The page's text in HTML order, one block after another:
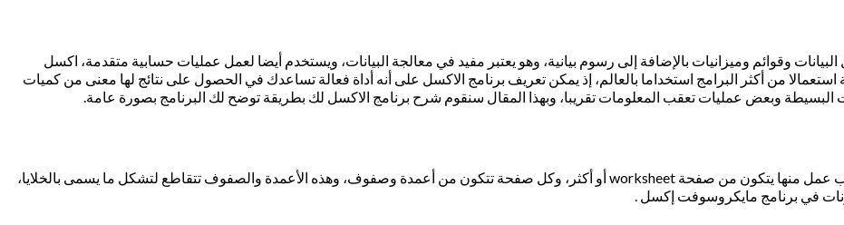
وقوائم وميزانيات بالإضافة إلى رسوم بيانية، وهو يعتبر مفيد في معالجة البيانات، ويستخدم أيضا لعمل عمليات حسابية متقدمة، اكسل
من أكثر البرامج استخداما بالعالم، إذ يمكن تعريف برنامج الاكسل على أنه أداة فعالة تساعدك في الحصول على نتائج لها معنى من كميات
البسيطة وبعض عمليات تعقب المعلومات تقريبا، وبهذا المقال سنقوم شرح برنامج الاكسل لك بطريقة توضح لك البرنامج بصورة عامة.
تسمى جداول البيانات في اكسل بكتاب عمل workbook، كل كتاب عمل منها يتكون من صفحة worksheet أو أكثر، وكل صفحة تتكون من أعمدة وصفوف، وهذه الأعمدة والصفوف تتقاطع لتشكل ما يسمى بالخلايا،
في برنامج مايكروسوفت إكسل .